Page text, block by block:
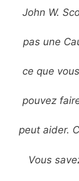
John W.
pas une
ce que
pouvez
peut aider.
Vous